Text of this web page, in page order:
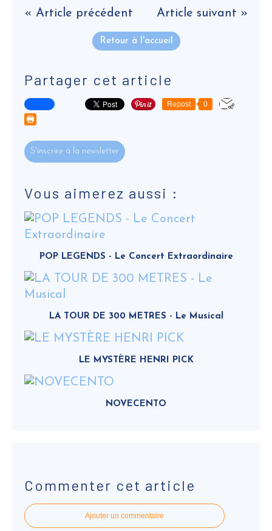
« Article précédent Article suivant »
Retour à l'accueil
Partager cet article
Repost 0
S'inscrire à la newsletter
Vous aimerez aussi :
POP LEGENDS - Le Concert Extraordinaire
LA TOUR DE 300 METRES - Le Musical
LE MYSTÈRE HENRI PICK
NOVECENTO
Commenter cet article
Ajouter un commentaire